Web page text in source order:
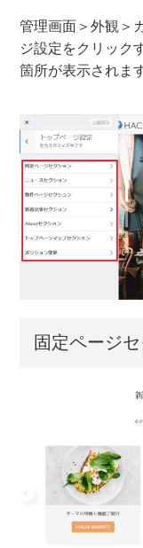
管理画面＞外観＞
ジ設定をクリック
箇所が表示されます
固定ページ